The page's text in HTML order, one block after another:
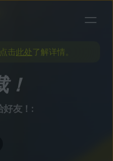
点击此处了解详情。
！
好友！: